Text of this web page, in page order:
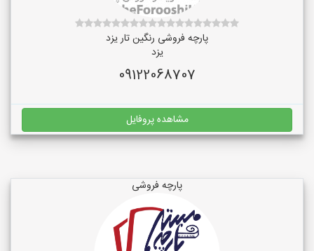
پارچه فروشی رنگین تار یزد
یزد
09122068707
مشاهده پروفایل
پارچه فروشی